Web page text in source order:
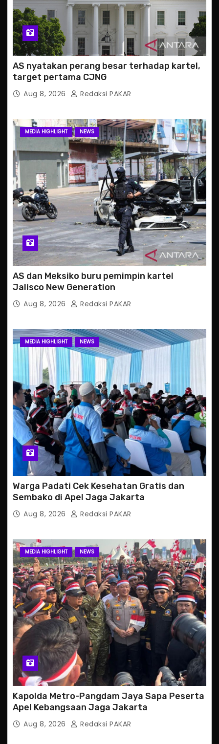
AS nyatakan perang besar terhadap kartel,
target pertama CJNG
Aug 8, 2026 Redaksi PAKAR
MEDIA HIGHLIGHT NEWS
AS dan Meksiko buru pemimpin kartel
Jalisco New Generation
Aug 8, 2026 Redaksi PAKAR
MEDIA HIGHLIGHT NEWS
Warga Padati Cek Kesehatan Gratis dan
Sembako di Apel Jaga Jakarta
Aug 8, 2026 Redaksi PAKAR
MEDIA HIGHLIGHT NEWS
Kapolda Metro-Pangdam Jaya Sapa Peserta
Apel Kebangsaan Jaga Jakarta
Aug 8, 2026 Redaksi PAKAR